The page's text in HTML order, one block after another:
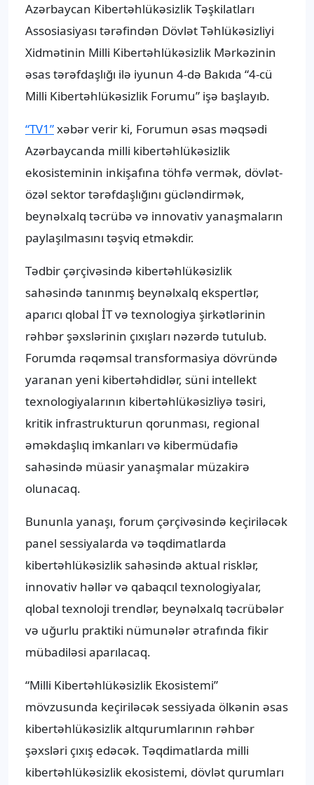
Azərbaycan Kibertəhlükəsizlik Təşkilatları
Assosiasiyası tərəfindən Dövlət Təhlükəsizliyi
Xidmətinin Milli Kibertəhlükəsizlik Mərkəzinin
əsas tərəfdaşlığı ilə iyunun 4-də Bakıda “4-cü
Milli Kibertəhlükəsizlik Forumu” işə başlayıb.
“TV1”xəbər verir ki, Forumun əsas məqsədi
Azərbaycanda milli kibertəhlükəsizlik
ekosisteminin inkişafına töhfə vermək, dövlət-
özəl sektor tərəfdaşlığını gücləndirmək,
beynəlxalq təcrübə və innovativ yanaşmaların
paylaşılmasını təşviq etməkdir.
Tədbir çərçivəsində kibertəhlükəsizlik
sahəsində tanınmış beynəlxalq ekspertlər,
aparıcı qlobal İT və texnologiya şirkətlərinin
rəhbər şəxslərinin çıxışları nəzərdə tutulub.
Forumda rəqəmsal transformasiya dövründə
yaranan yeni kibertəhdidlər, süni intellekt
texnologiyalarının kibertəhlükəsizliyə təsiri,
kritik infrastrukturun qorunması, regional
əməkdaşlıq imkanları və kibermüdafiə
sahəsində müasir yanaşmalar müzakirə
olunacaq.
Bununla yanaşı, forum çərçivəsində keçiriləcək
panel sessiyalarda və təqdimatlarda
kibertəhlükəsizlik sahəsində aktual risklər,
innovativ həllər və qabaqcıl texnologiyalar,
qlobal texnoloji trendlər, beynəlxalq təcrübələr
və uğurlu praktiki nümunələr ətrafında fikir
mübadiləsi aparılacaq.
“Milli Kibertəhlükəsizlik Ekosistemi”
mövzusunda keçiriləcək sessiyada ölkənin əsas
kibertəhlükəsizlik altqurumlarının rəhbər
şəxsləri çıxış edəcək. Təqdimatlarda milli
kibertəhlükəsizlik ekosistemi, dövlət qurumları